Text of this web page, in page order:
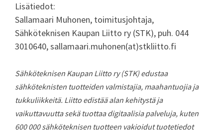
Lisätiedot:
Sallamaari Muhonen, toimitusjohtaja,
Sähköteknisen Kaupan Liitto ry (STK), puh. 044
3010640, sallamaari.muhonen(at)stkliitto.fi
Sähköteknisen Kaupan Liitto ry (STK) edustaa
sähköteknisten tuotteiden valmistajia, maahantuojia ja
tukkuliikkeitä. Liitto edistää alan kehitystä ja
vaikuttavuutta sekä tuottaa digitaalisia palveluja, kuten
600 000 sähköteknisen tuotteen vakioidut tuotetiedot